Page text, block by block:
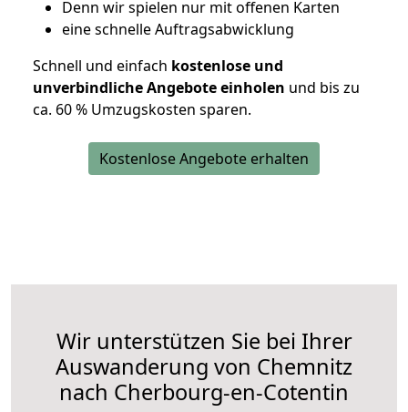
Denn wir spielen nur mit offenen Karten
eine schnelle Auftragsabwicklung
Schnell und einfach kostenlose und
unverbindliche Angebote einholen und bis zu
ca. 60 % Umzugskosten sparen.
Kostenlose Angebote erhalten
Wir unterstützen Sie bei Ihrer
Auswanderung von Chemnitz
nach Cherbourg-en-Cotentin